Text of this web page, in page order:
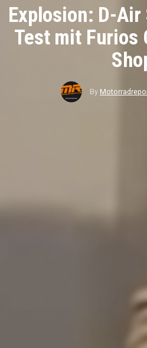
Explosion: D-
Test mit Furios
By